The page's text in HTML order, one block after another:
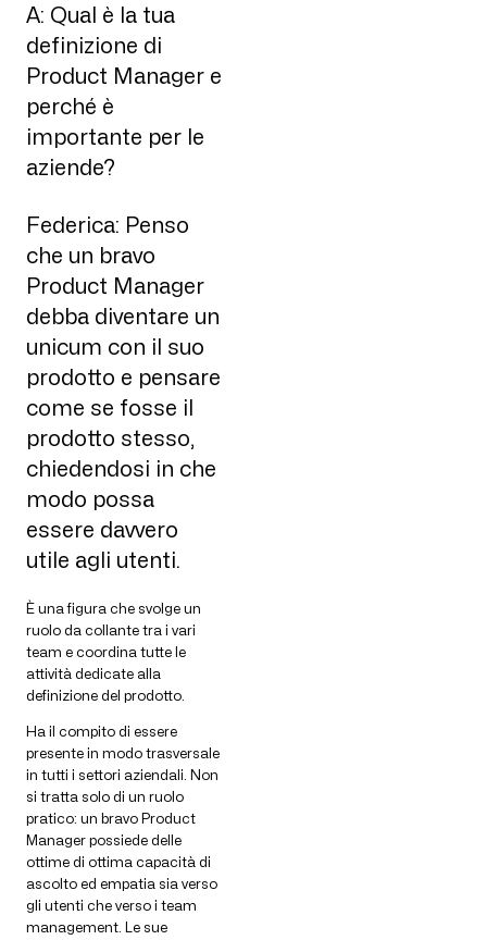
A: Qual è la tua
definizione di
Product Manager e
perché è
importante per le
aziende?
Federica: Penso
che un bravo
Product Manager
debba diventare un
unicum con il suo
prodotto e pensare
come se fosse il
prodotto stesso,
chiedendosi in che
modo possa
essere davvero
utile agli utenti.
È una figura che svolge un
ruolo da collante tra i vari
team e coordina tutte le
attività dedicate alla
definizione del prodotto.
Ha il compito di essere
presente in modo trasversale
in tutti i settori aziendali. Non
si tratta solo di un ruolo
pratico: un bravo Product
Manager possiede delle
ottime di ottima capacità di
ascolto ed empatia sia verso
gli utenti che verso i team
management. Le sue